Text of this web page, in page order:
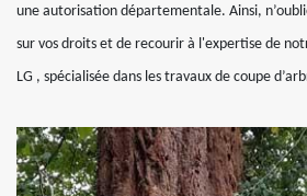
une autorisation départementale. Ainsi,
sur vos droits et de recourir à l'expertise de
LG , spécialisée dans les travaux de coupe